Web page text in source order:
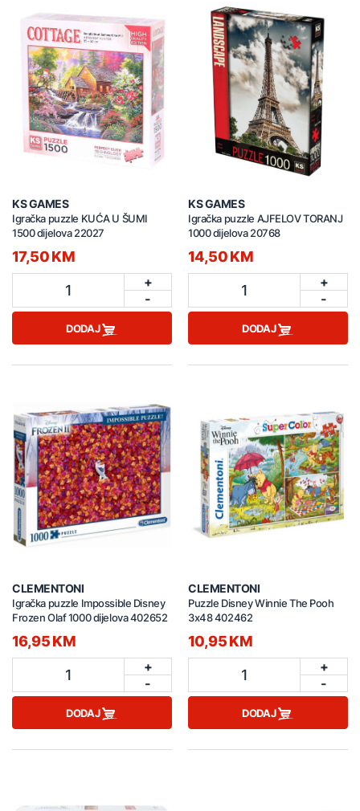
KS GAMES
Igračka puzzle KUĆA U ŠUMI
1500 dijelova 22027
17,50 KM
1
+
-
DODAJ
KS GAMES
Igračka puzzle AJFELOV TORANJ
1000 dijelova 20768
14,50 KM
1
+
-
DODAJ
CLEMENTONI
Igračka puzzle Impossible Disney
Frozen Olaf 1000 dijelova 402652
16,95 KM
1
+
-
DODAJ
CLEMENTONI
Puzzle Disney Winnie The Pooh
3x48 402462
10,95 KM
1
+
-
DODAJ